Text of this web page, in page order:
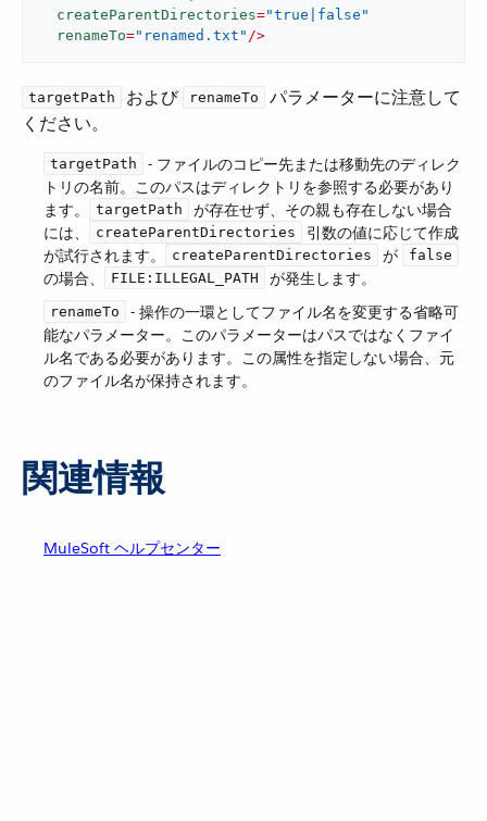
createParentDirectories="true|false"
renameTo="renamed.txt" />
targetPath ​ および ​ renameTo
​ パラメーターに注意して
ください。
targetPath
​ - ファイルのコピー先または移動先のディレク
トリの名前。このパスはディレクトリを参照する必要があり
ます。​
targetPath
​ が存在せず、その親も存在しない場合
には、​
createParentDirectories
​ 引数の値に応じて作成
が試行されます。​
createParentDirectories ​ が ​ false
の場合、​
FILE:ILLEGAL_PATH ​ が発生します。
renameTo
​ - 操作の一環としてファイル名を変更する省略可
能なパラメーター。このパラメーターはパスではなくファイ
ル名である必要があります。この属性を指定しない場合、元
のファイル名が保持されます。
関連情報
MuleSoft ヘルプセンター